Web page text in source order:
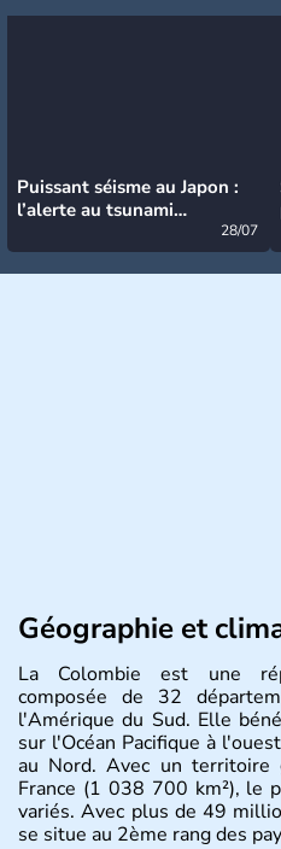
Puissant séisme au Japon :
l’alerte au tsunami
28/07
Géographie et
La Colombie est une
composée de 32
l'Amérique du Sud. Elle
sur l'Océan Pacifique à
au Nord. Avec un territoire
France (1 038 700 km²), le
variés. Avec plus de 49
se situe au 2ème rang des